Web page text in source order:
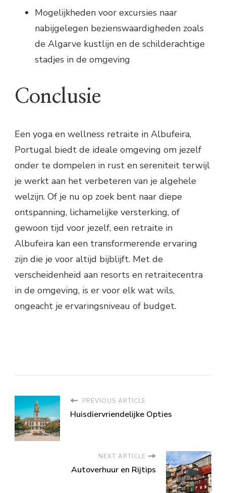
Mogelijkheden voor excursies naar
nabijgelegen bezienswaardigheden zoals
de Algarve kustlijn en de schilderachtige
stadjes in de omgeving
Conclusie
Een yoga en wellness retraite in Albufeira,
Portugal biedt de ideale omgeving om jezelf
onder te dompelen in rust en sereniteit terwijl
je werkt aan het verbeteren van je algehele
welzijn. Of je nu op zoek bent naar diepe
ontspanning, lichamelijke versterking, of
gewoon tijd voor jezelf, een retraite in
Albufeira kan een transformerende ervaring
zijn die je voor altijd bijblijft. Met de
verscheidenheid aan resorts en retraitecentra
in de omgeving, is er voor elk wat wils,
ongeacht je ervaringsniveau of budget.
PREVIOUS ARTICLE
Huisdiervriendelijke Opties
NEXT ARTICLE
Autoverhuur en Rijtips